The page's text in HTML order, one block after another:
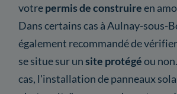
votrepermis de construireen
Dans certains cas à Aulnay-sous-
également recommandé de
se situe sur unsite protégéou
cas, l'installation de panneaux